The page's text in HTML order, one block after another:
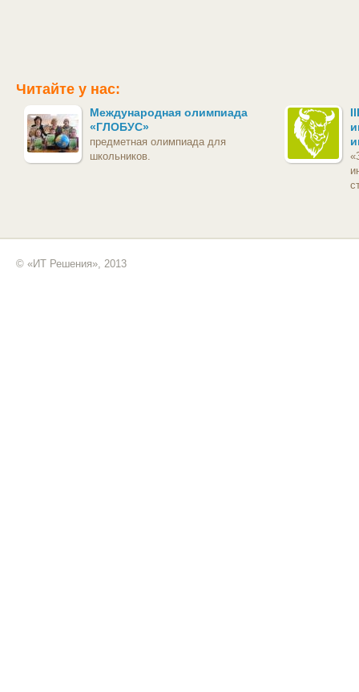
Читайте у нас:
Международная олимпиада
«ГЛОБУС»
предметная олимпиада для
школьников.
© «ИТ Решения», 2013